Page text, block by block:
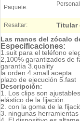
Paquete:
Resaltar: Titular
Las manos del zócalo
Especificaciones:
1.suit para el teléfono
2,100% garantizados de
garantía 3.quality
la orden 4.small acepta
plazo de ejecución 5.fast
Descripción:
1. Los clips son
elástico de la fijación.
2. con la goma de la
3. ningunas